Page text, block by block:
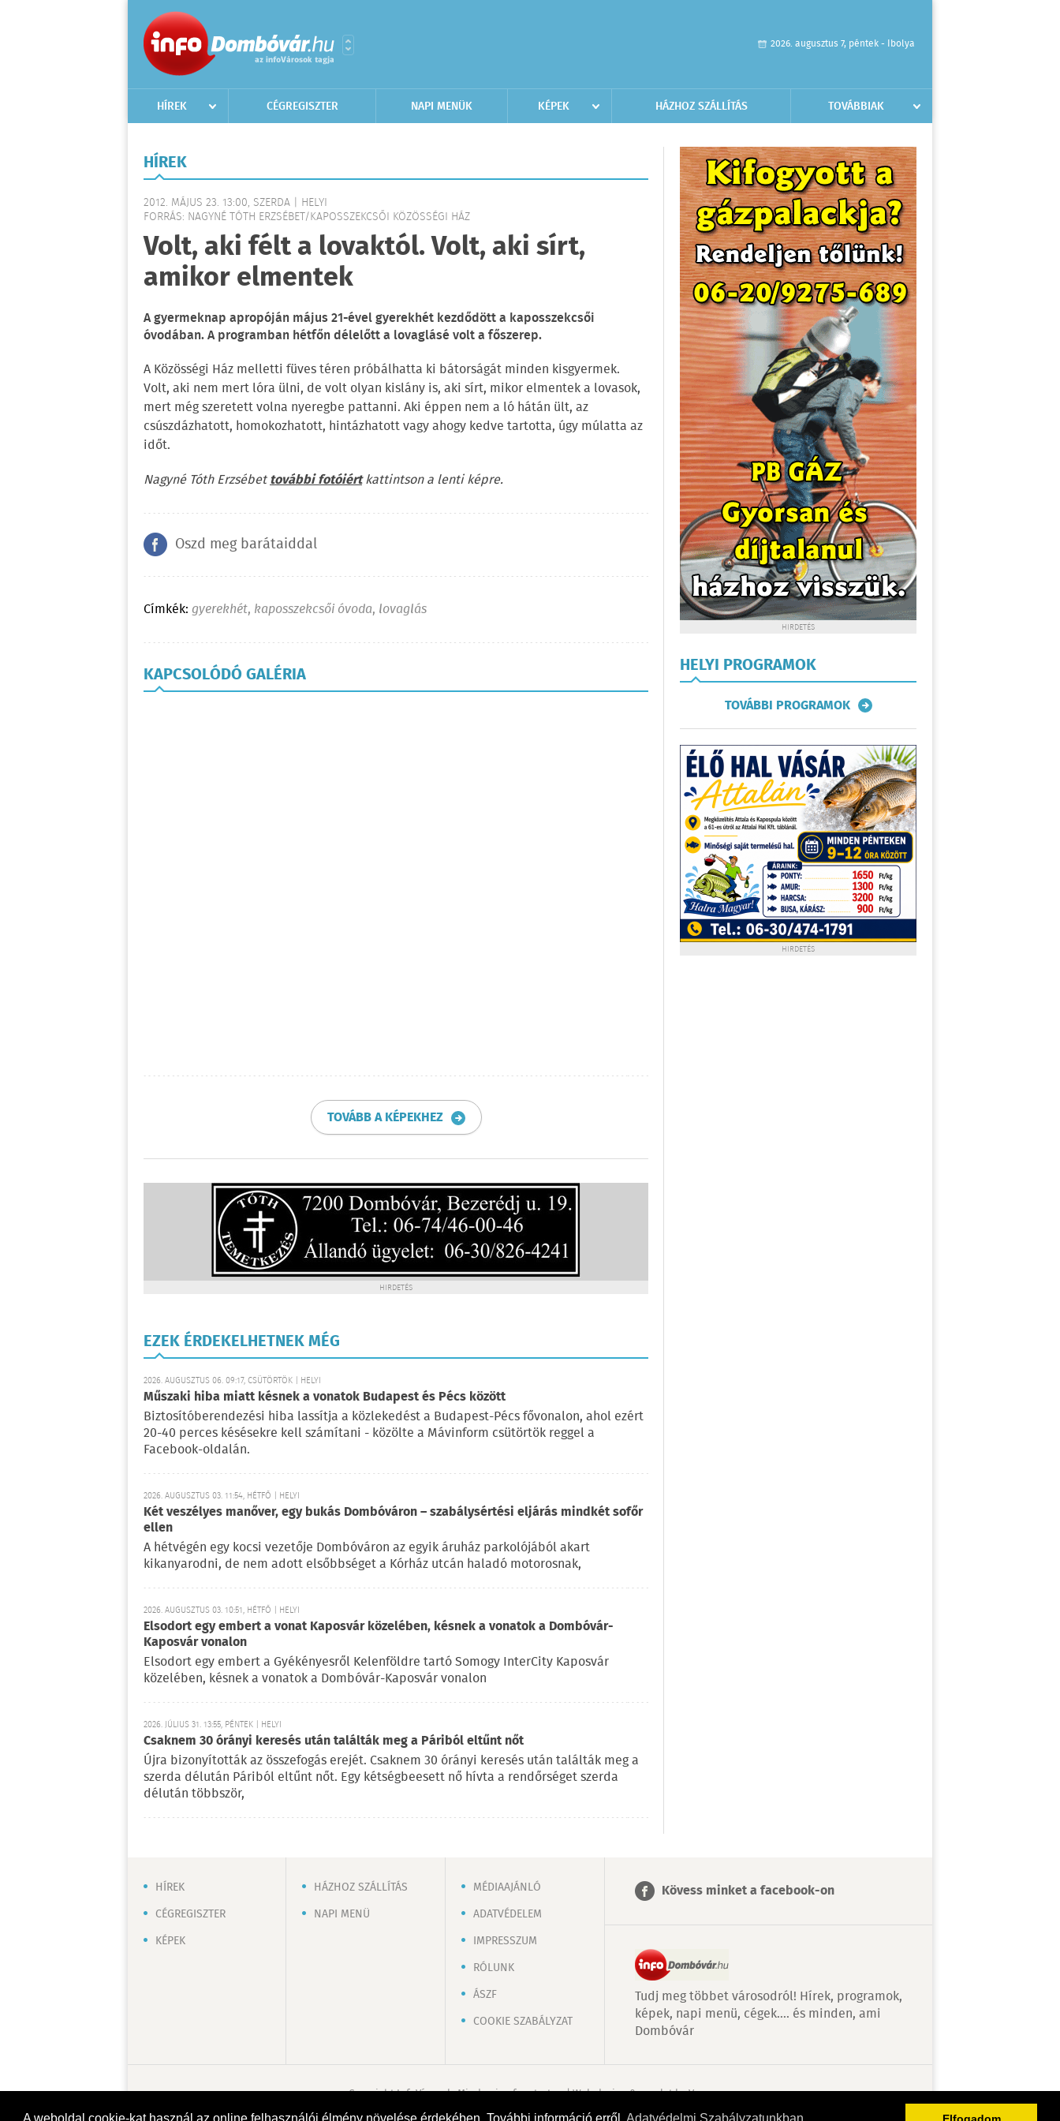
2026. augusztus 7, péntek - Ibolya
HÍREK CÉGREGISZTER NAPI MENÜK KÉPEK HÁZHOZ SZÁLLÍTÁS TOVÁBBIAK
HÍREK
2012. MÁJUS 23. 13:00, SZERDA | HELYI
FORRÁS: NAGYNÉ TÓTH ERZSÉBET/KAPOSSZEKCSŐI KÖZÖSSÉGI HÁZ
Volt, aki félt a lovaktól. Volt, aki sírt,
amikor elmentek
A gyermeknap apropóján május 21-ével gyerekhét kezdődött a kaposszekcsői
óvodában. A programban hétfőn délelőtt a lovaglásé volt a főszerep.
A Közösségi Ház melletti füves téren próbálhatta ki bátorságát minden kisgyermek.
Volt, aki nem mert lóra ülni, de volt olyan kislány is, aki sírt, mikor elmentek a lovasok,
mert még szeretett volna nyeregbe pattanni. Aki éppen nem a ló hátán ült, az
csúszdázhatott, homokozhatott, hintázhatott vagy ahogy kedve tartotta, úgy múlatta az
időt.
Nagyné Tóth Erzsébettovábbi fotóiértkattintson a lenti képre.
Oszd meg barátaiddal
Címkék: gyerekhét, kaposszekcsői óvoda, lovaglás
KAPCSOLÓDÓ GALÉRIA
TOVÁBB A KÉPEKHEZ
HIRDETÉS
EZEK ÉRDEKELHETNEK MÉG
2026. AUGUSZTUS 06. 09:17, CSÜTÖRTÖK | HELYI
Műszaki hiba miatt késnek a vonatok Budapest és Pécs között
Biztosítóberendezési hiba lassítja a közlekedést a Budapest-Pécs fővonalon, ahol ezért
20-40 perces késésekre kell számítani - közölte a Mávinform csütörtök reggel a
Facebook-oldalán.
2026. AUGUSZTUS 03. 11:54, HÉTFŐ | HELYI
Két veszélyes manőver, egy bukás Dombóváron – szabálysértési eljárás mindkét sofőr
ellen
A hétvégén egy kocsi vezetője Dombóváron az egyik áruház parkolójából akart
kikanyarodni, de nem adott elsőbbséget a Kórház utcán haladó motorosnak,
2026. AUGUSZTUS 03. 10:51, HÉTFŐ | HELYI
Elsodort egy embert a vonat Kaposvár közelében, késnek a vonatok a Dombóvár-
Kaposvár vonalon
Elsodort egy embert a Gyékényesről Kelenföldre tartó Somogy InterCity Kaposvár
közelében, késnek a vonatok a Dombóvár-Kaposvár vonalon
2026. JÚLIUS 31. 13:55, PÉNTEK | HELYI
Csaknem 30 órányi keresés után találták meg a Páriból eltűnt nőt
Újra bizonyították az összefogás erejét. Csaknem 30 órányi keresés után találták meg a
szerda délután Páriból eltűnt nőt. Egy kétségbeesett nő hívta a rendőrséget szerda
délután többször,
HIRDETÉS
HELYI PROGRAMOK
TOVÁBBI PROGRAMOK
HIRDETÉS
HÍREK
CÉGREGISZTER
KÉPEK
HÁZHOZ SZÁLLÍTÁS
NAPI MENÜ
MÉDIAAJÁNLÓ
ADATVÉDELEM
IMPRESSZUM
RÓLUNK
ÁSZF
COOKIE SZABÁLYZAT
Kövess minket a facebook-on
Tudj meg többet városodról! Hírek, programok,
képek, napi menü, cégek…. és minden, ami
Dombóvár
Copyright InfoVárosok. Minden jog fenntartva. | Web design & arculat byVoov